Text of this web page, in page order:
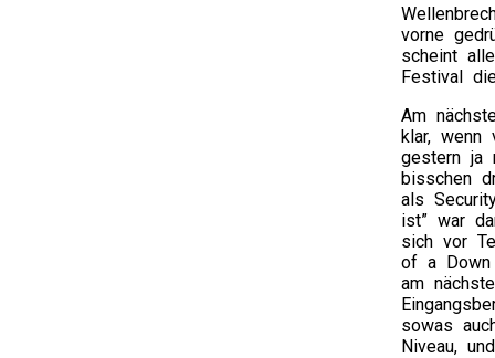
vorne
scheint
Festival
Am
klar, wenn
gestern ja
bisschen
als
ist” war
sich vor
of a Down
am
sowas
Niveau,